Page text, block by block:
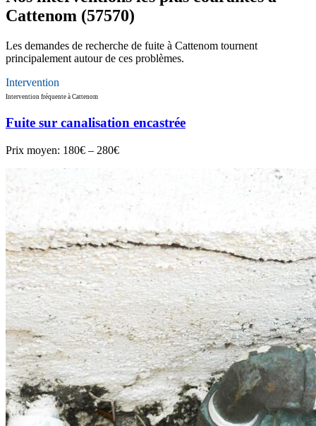
Cattenom (57570)
Les demandes de recherche de fuite à Cattenom tournent
principalement autour de ces problèmes.
Intervention
Intervention fréquente à Cattenom
Fuite sur canalisation encastrée
Prix moyen: 180€ – 280€